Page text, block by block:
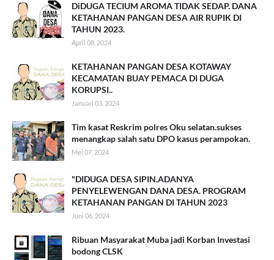
DiDUGA TECIUM AROMA TIDAK SEDAP. DANA
KETAHANAN PANGAN DESA AIR RUPIK DI
TAHUN 2023.
April 08, 2024
KETAHANAN PANGAN DESA KOTAWAY
KECAMATAN BUAY PEMACA DI DUGA
KORUPSI..
Januari 03, 2024
Tim kasat Reskrim polres Oku selatan.sukses
menangkap salah satu DPO kasus perampokan.
Mei 07, 2024
"DIDUGA DESA SIPIN.ADANYA
PENYELEWENGAN DANA DESA. PROGRAM
KETAHANAN PANGAN DI TAHUN 2023
Juni 06, 2024
Ribuan Masyarakat Muba jadi Korban Investasi
bodong CLSK